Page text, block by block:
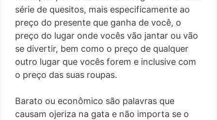
série de quesitos, mais especificamente ao
preço do presente que ganha de você, o
preço do lugar onde vocês vão jantar ou vão
se divertir, bem como o preço de qualquer
outro lugar que vocês forem e inclusive com
o preço das suas roupas.
Barato ou econômico são palavras que
causam ojeriza na gata e não importa se o